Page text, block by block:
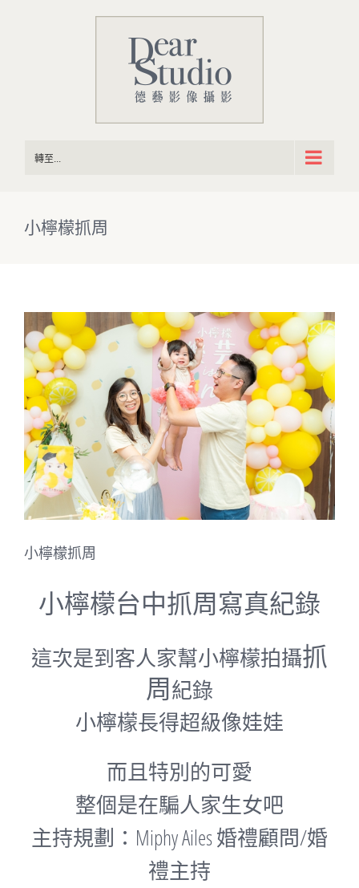
轉至...
小檸檬抓周
View
Larger
Image
小檸檬抓周
小檸檬台中抓周寫真紀錄
這次是到客人家幫小檸檬拍攝抓
周紀錄
小檸檬長得超級像娃娃
而且特別的可愛
整個是在騙人家生女吧
主持規劃：Miphy Ailes 婚禮顧問/婚
禮主持